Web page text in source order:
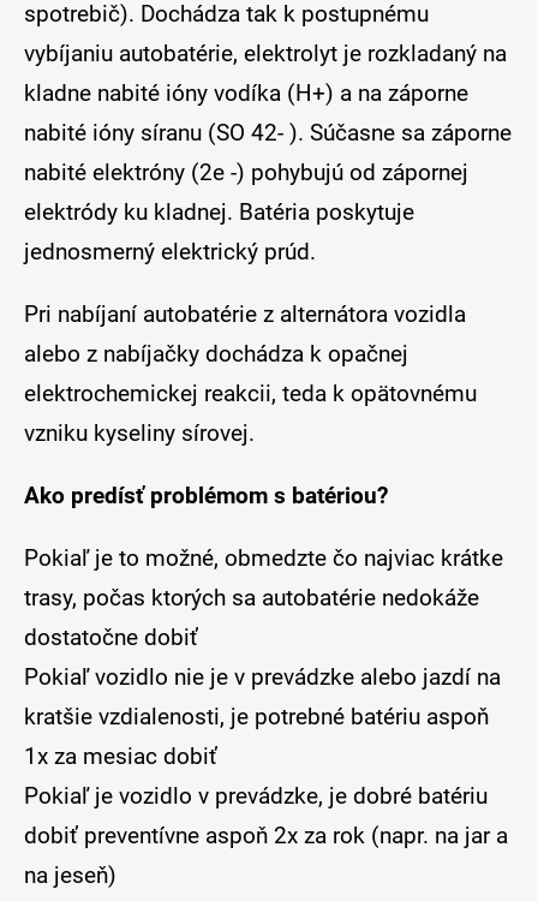
spotrebič). Dochádza tak k postupnému
vybíjaniu autobatérie, elektrolyt je rozkladaný na
kladne nabité ióny vodíka (H+) a na záporne
nabité ióny síranu (SO 42- ). Súčasne sa záporne
nabité elektróny (2e -) pohybujú od zápornej
elektródy ku kladnej. Batéria poskytuje
jednosmerný elektrický prúd.
Pri nabíjaní autobatérie z alternátora vozidla
alebo z nabíjačky dochádza k opačnej
elektrochemickej reakcii, teda k opätovnému
vzniku kyseliny sírovej.
Ako predísť problémom s batériou?
Pokiaľ je to možné, obmedzte čo najviac krátke
trasy, počas ktorých sa autobatérie nedokáže
dostatočne dobiť
Pokiaľ vozidlo nie je v prevádzke alebo jazdí na
kratšie vzdialenosti, je potrebné batériu aspoň
1x za mesiac dobiť
Pokiaľ je vozidlo v prevádzke, je dobré batériu
dobiť preventívne aspoň 2x za rok (napr. na jar a
na jeseň)